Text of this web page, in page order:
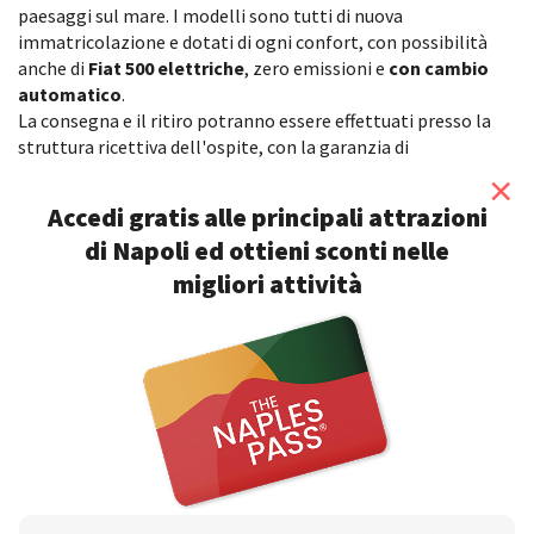
Accedi gratis alle principali attrazioni
di Napoli ed ottieni sconti nelle
migliori attività
×
paesaggi sul mare. I modelli sono tutti di nuova
immatricolazione e dotati di ogni confort, con possibilità
anche di Fiat 500 elettriche, zero emissioni e con cambio
automatico.
La consegna e il ritiro potranno essere effettuati presso la
struttura ricettiva dell'ospite, con la garanzia di
NOLEGGIO BARCHE
Noleggiare una barcapuò essere la cosa migliore per chi
ama il mare e non vede l’ora di tuffarsi nelle acque cristalline
Bagni della Regina Giovanna
. I modelli a disposizione sono tanti,
scafi di 40 cv(noleggiabili anche senza
conducente) fino ad arrivare ayacht superiori a 50ft
Sono a disposizione dei clienti assistenza e servizi di
concierge h24, pick up da e per struttura recettiva del cliente
(in Sorrento e dintorni) e uno staff di
skipper qualificati
ampia conoscenza del territorio e della lingua inglese.